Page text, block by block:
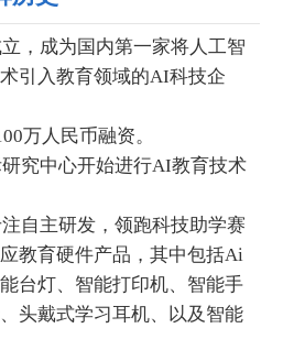
，成为国内第一家将人工智
引入教育领域的AI科技企
万人民币融资。
究中心开始进行AI教育技术
自主研发，领跑科技助学赛
教育硬件产品，其中包括Ai
台灯、智能打印机、智能手
头戴式学习耳机、以及智能